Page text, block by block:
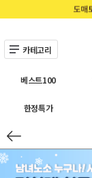
카테고리
베스트100
한정특가